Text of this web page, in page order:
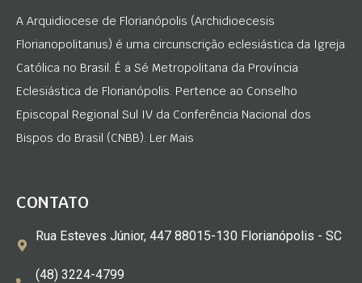
A Arquidiocese de Florianópolis (Archidioecesis
Florianopolitanus) é uma circunscrição eclesiástica da Igreja
Católica no Brasil. É a Sé Metropolitana da Província
Eclesiástica de Florianópolis. Pertence ao Conselho
Episcopal Regional Sul IV da Conferência Nacional dos
Bispos do Brasil (CNBB). Ler Mais
CONTATO
Rua Esteves Júnior, 447 88015-130 Florianópolis - SC
(48) 3224-4799